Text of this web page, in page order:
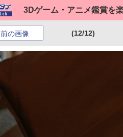
3Dゲーム・アニメ鑑賞を
前の画像 (12/12)